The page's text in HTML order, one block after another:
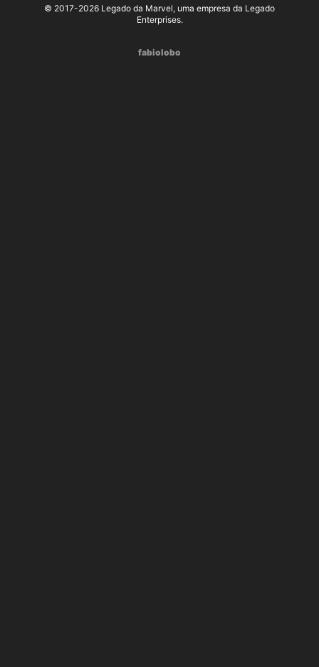
© 2017-2026 Legado da Marvel, uma empresa da Legado
Enterprises.
fabiolobo